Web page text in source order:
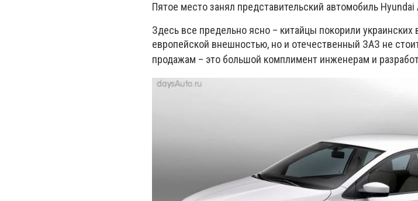
Пятое место занял представительский автомобиль
Здесь все предельно ясно – китайцы покорили украинских
европейской внешностью, но и отечественный ЗАЗ не
продажам – это большой комплимент инженерам и